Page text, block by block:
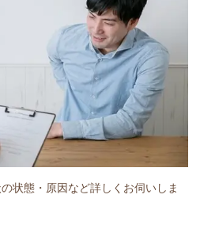
状態・原因など詳しくお伺いしま